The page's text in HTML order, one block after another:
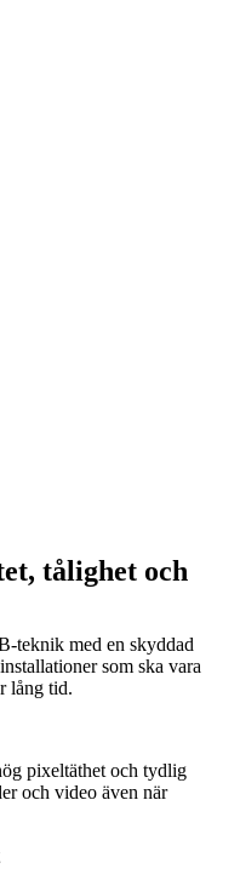
tålighet och
teknik med en skyddad
som ska vara
lång tid.
pixeltäthet och tydlig
och video även när